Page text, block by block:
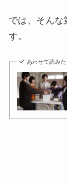
では、そんな
す。
あわせて読み